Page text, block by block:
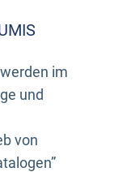
im
und
von